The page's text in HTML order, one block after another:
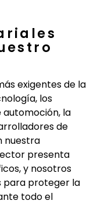
exigentes de la
los
la
de
nuestra
presenta
y nosotros
para proteger la
todo el